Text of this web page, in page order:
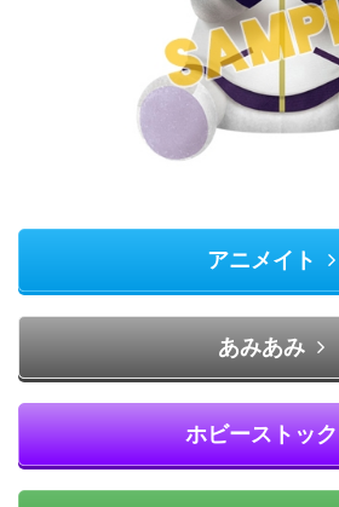
アニメイト
あみあみ
ホビーストック